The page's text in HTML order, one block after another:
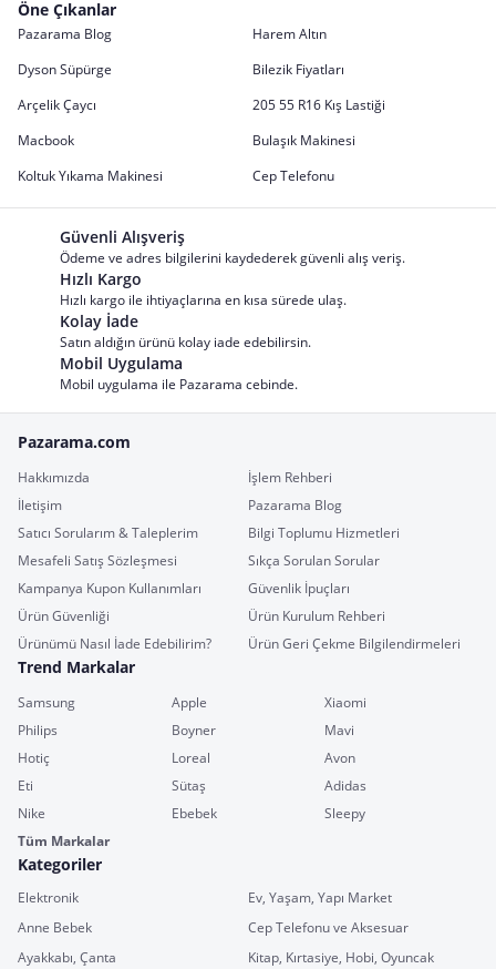
Öne Çıkanlar
Pazarama Blog
Harem Altın
Dyson Süpürge
Bilezik Fiyatları
Arçelik Çaycı
205 55 R16 Kış Lastiği
Macbook
Bulaşık Makinesi
Koltuk Yıkama Makinesi
Cep Telefonu
Güvenli Alışveriş
Ödeme ve adres bilgilerini kaydederek güvenli alış veriş.
Hızlı Kargo
Hızlı kargo ile ihtiyaçlarına en kısa sürede ulaş.
Kolay İade
Satın aldığın ürünü kolay iade edebilirsin.
Mobil Uygulama
Mobil uygulama ile Pazarama cebinde.
Pazarama.com
Hakkımızda
İşlem Rehberi
İletişim
Pazarama Blog
Satıcı Sorularım & Taleplerim
Bilgi Toplumu Hizmetleri
Mesafeli Satış Sözleşmesi
Sıkça Sorulan Sorular
Kampanya Kupon Kullanımları
Güvenlik İpuçları
Ürün Güvenliği
Ürün Kurulum Rehberi
Ürünümü Nasıl İade Edebilirim?
Ürün Geri Çekme Bilgilendirmeleri
Trend Markalar
Samsung Apple
Xiaomi
Philips
Boyner
Mavi
Hotiç
Loreal
Avon
Eti
Sütaş
Adidas
Nike
Ebebek
Sleepy
Tüm Markalar
Kategoriler
Elektronik
Ev, Yaşam, Yapı Market
Anne Bebek
Cep Telefonu ve Aksesuar
Ayakkabı, Çanta
Kitap, Kırtasiye, Hobi, Oyuncak